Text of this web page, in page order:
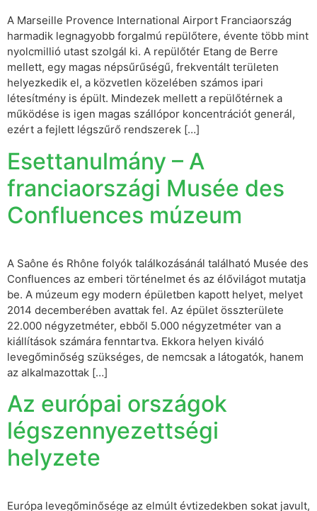
A Marseille Provence International Airport Franciaország
harmadik legnagyobb forgalmú repülőtere, évente több mint
nyolcmillió utast szolgál ki. A repülőtér Etang de Berre
mellett, egy magas népsűrűségű, frekventált területen
helyezkedik el, a közvetlen közelében számos ipari
létesítmény is épült. Mindezek mellett a repülőtérnek a
működése is igen magas szállópor koncentrációt generál,
ezért a fejlett légszűrő rendszerek […]
Esettanulmány – A
franciaországi Musée des
Confluences múzeum
A Saône és Rhône folyók találkozásánál található Musée des
Confluences az emberi történelmet és az élővilágot mutatja
be. A múzeum egy modern épületben kapott helyet, melyet
2014 decemberében avattak fel. Az épület összterülete
22.000 négyzetméter, ebből 5.000 négyzetméter van a
kiállítások számára fenntartva. Ekkora helyen kiváló
levegőminőség szükséges, de nemcsak a látogatók, hanem
az alkalmazottak […]
Az európai országok
légszennyezettségi
helyzete
Európa levegőminősége az elmúlt évtizedekben sokat javult,